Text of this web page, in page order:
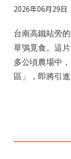
2026年06月29日
台南高鐵站旁
草鴞覓食。這
多公頃農場中
區」，即將引
的零和對立？